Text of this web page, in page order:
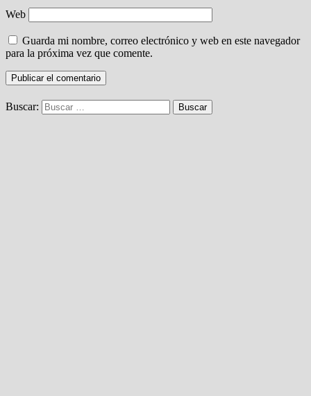
Web
Guarda mi nombre, correo electrónico y web en este navegador
para la próxima vez que comente.
Buscar: